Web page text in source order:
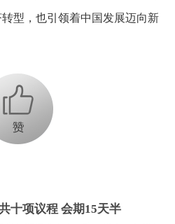
型，也引领着中国发展迈向新
+1
十项议程 会期15天半